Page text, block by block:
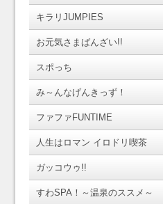
キラリJUMPIES
お元気さまばんざい!!
スポっち
み～んなげんきっず！
ファファFUNTIME
人生はロマン イロドリ喫茶
ガッコウゥ!!
すわSPA！～温泉のススメ～